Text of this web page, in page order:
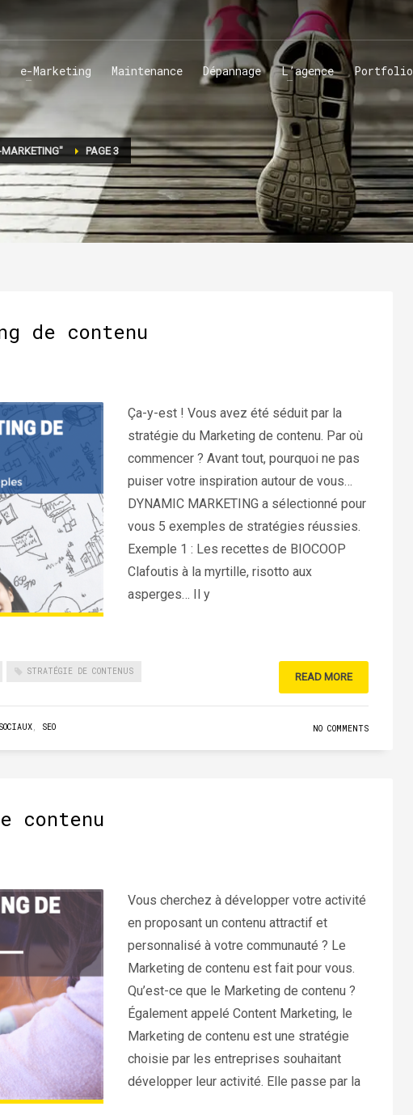
e-Marketing Maintenance Dépannage L’agence Portfolio
MARKETING" PAGE 3
de contenu
Ça-y-est ! Vous avez été séduit par la
stratégie du Marketing de contenu. Par où
commencer ? Avant tout, pourquoi ne pas
puiser votre inspiration autour de vous…
DYNAMIC MARKETING a sélectionné pour
vous 5 exemples de stratégies réussies.
Exemple 1 : Les recettes de BIOCOOP
Clafoutis à la myrtille, risotto aux
asperges… Il y
STRATÉGIE DE CONTENUS READ MORE
, SEO NO COMMENTS
contenu
Vous cherchez à développer votre activité
en proposant un contenu attractif et
personnalisé à votre communauté ? Le
Marketing de contenu est fait pour vous.
Qu’est-ce que le Marketing de contenu ?
Également appelé Content Marketing, le
Marketing de contenu est une stratégie
choisie par les entreprises souhaitant
développer leur activité. Elle passe par la